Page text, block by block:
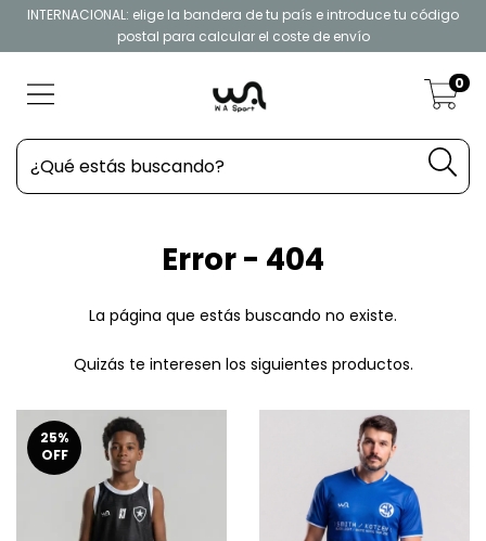
INTERNACIONAL: elige la bandera de tu país e introduce tu código
postal para calcular el coste de envío
0
Error - 404
La página que estás buscando no existe.
Quizás te interesen los siguientes productos.
25%
OFF